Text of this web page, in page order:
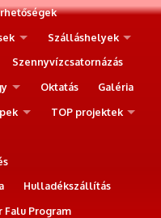
Szálláshelyek
Szennyvízcsatornázás
Oktatás
Galéria
TOP projektek
Hulladékszállítás
Falu Program